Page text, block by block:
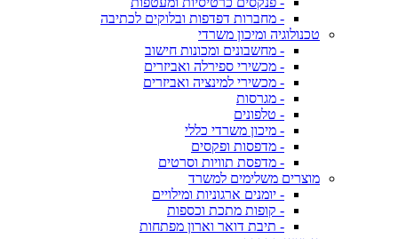
- מחברות דפדפות ובלוקים לכתיבה
טכנולוגיה ומיכון משרדי
- מחשבונים ומכונות חישוב
- מכשירי ספירלה ואביזרים
- מכשירי למינציה ואביזרים
- מגרסות
- טלפונים
- מיכון משרדי כללי
- מדפסות ופקסים
- מדפסת תוויות וסרטים
מוצרים משלימים למשרד
- יומנים ארגוניות ומילויים
- קופות מתכת וכספות
- תיבת דואר וארון מפתחות